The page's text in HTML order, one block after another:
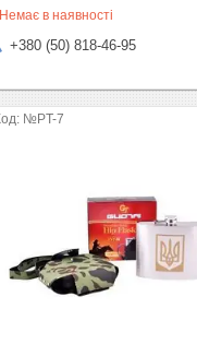
Немає в наявності
+380 (50) 818-46-95
№PT-7